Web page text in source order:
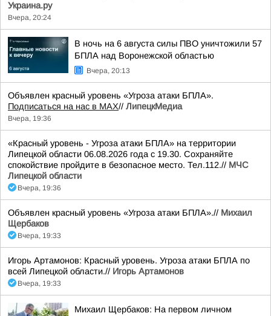
Украина.ру
Вчера, 20:24
В ночь на 6 августа силы ПВО уничтожили 57
БПЛА над Воронежской областью
Вчера, 20:13
Объявлен красный уровень «Угроза атаки БПЛА».
Подписаться на нас в МАХ// ЛипецкМедиа
Вчера, 19:36
«Красный уровень - Угроза атаки БПЛА» на территории
Липецкой области 06.08.2026 года с 19.30. Сохраняйте
спокойствие пройдите в безопасное место. Тел.112.// МЧС
Липецкой области
Вчера, 19:36
Объявлен красный уровень «Угроза атаки БПЛА».// Михаил
Щербаков
Вчера, 19:33
Игорь Артамонов: Красный уровень. Угроза атаки БПЛА по
всей Липецкой области.// Игорь Артамонов
Вчера, 19:33
Михаил Щербаков: На первом личном